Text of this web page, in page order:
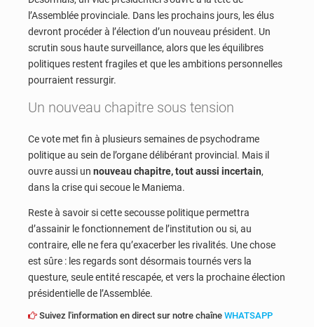
l’Assemblée provinciale. Dans les prochains jours, les élus
devront procéder à l’élection d’un nouveau président. Un
scrutin sous haute surveillance, alors que les équilibres
politiques restent fragiles et que les ambitions personnelles
pourraient ressurgir.
Un nouveau chapitre sous tension
Ce vote met fin à plusieurs semaines de psychodrame
politique au sein de l’organe délibérant provincial. Mais il
ouvre aussi un nouveau chapitre, tout aussi incertain,
dans la crise qui secoue le Maniema.
Reste à savoir si cette secousse politique permettra
d’assainir le fonctionnement de l’institution ou si, au
contraire, elle ne fera qu’exacerber les rivalités. Une chose
est sûre : les regards sont désormais tournés vers la
questure, seule entité rescapée, et vers la prochaine élection
présidentielle de l’Assemblée.
Suivez l'information en direct sur notre chaîne WHATSAPP